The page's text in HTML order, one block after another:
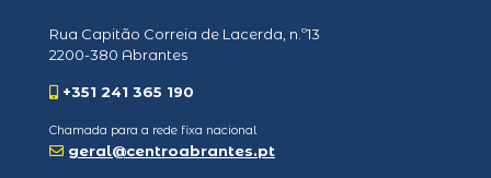
Rua Capitão Correia de Lacerda, n.º13
2200-380 Abrantes
+351 241 365 190
Chamada para a rede fixa nacional
geral@centroabrantes.pt